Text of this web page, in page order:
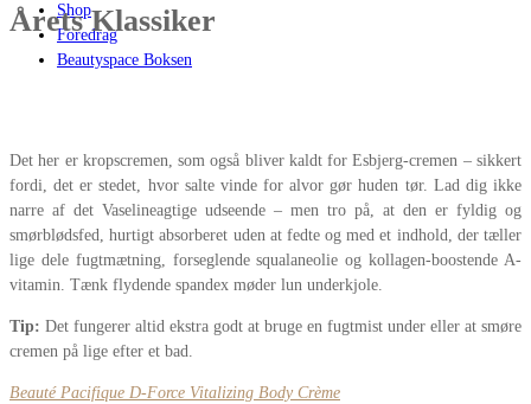
Shop
Foredrag
Beautyspace Boksen
Årets Klassiker
Det her er kropscremen, som også bliver kaldt for Esbjerg-cremen – sikkert
fordi, det er stedet, hvor salte vinde for alvor gør huden tør. Lad dig ikke
narre af det Vaselineagtige udseende – men tro på, at den er fyldig og
smørblødsfed, hurtigt absorberet uden at fedte og med et indhold, der tæller
lige dele fugtmætning, forseglende squalaneolie og kollagen-boostende A-
vitamin. Tænk flydende spandex møder lun underkjole.
Tip: Det fungerer altid ekstra godt at bruge en fugtmist under eller at smøre
cremen på lige efter et bad.
Beauté Pacifique D-Force Vitalizing Body Crème